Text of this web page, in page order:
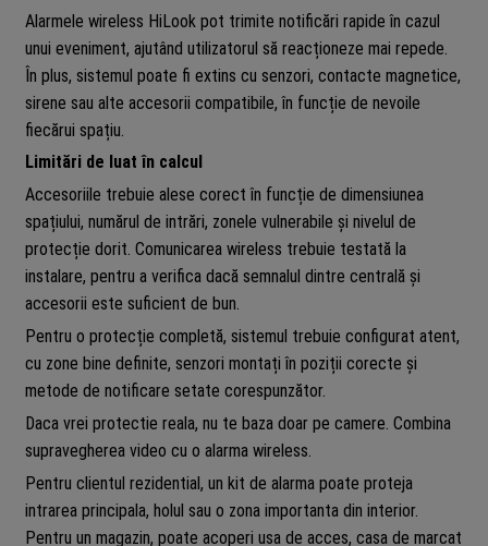
Alarmele wireless HiLook pot trimite notificări rapide în cazul
unui eveniment, ajutând utilizatorul să reacționeze mai repede.
În plus, sistemul poate fi extins cu senzori, contacte magnetice,
sirene sau alte accesorii compatibile, în funcție de nevoile
fiecărui spațiu.
Limitări de luat în calcul
Accesoriile trebuie alese corect în funcție de dimensiunea
spațiului, numărul de intrări, zonele vulnerabile și nivelul de
protecție dorit. Comunicarea wireless trebuie testată la
instalare, pentru a verifica dacă semnalul dintre centrală și
accesorii este suficient de bun.
Pentru o protecție completă, sistemul trebuie configurat atent,
cu zone bine definite, senzori montați în poziții corecte și
metode de notificare setate corespunzător.
Daca vrei protectie reala, nu te baza doar pe camere. Combina
supravegherea video cu o alarma wireless.
Pentru clientul rezidential, un kit de alarma poate proteja
intrarea principala, holul sau o zona importanta din interior.
Pentru un magazin, poate acoperi usa de acces, casa de marcat